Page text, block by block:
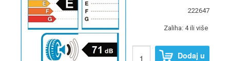
222647
Zaliha: 4 ili više
Dodaj u